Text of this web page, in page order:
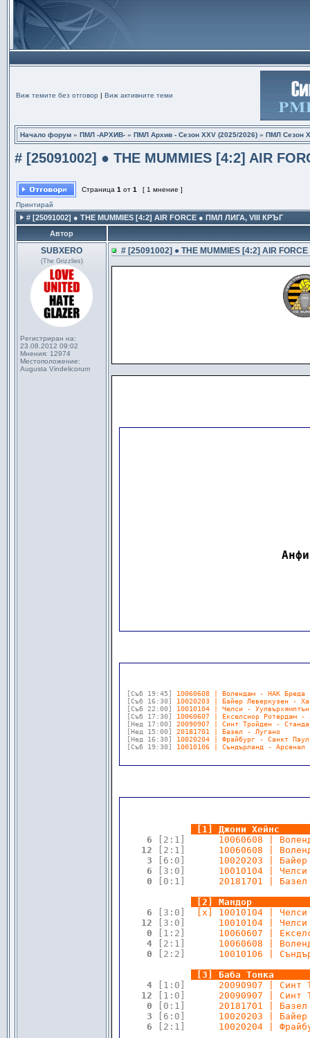
Виж темите без отговор | Виж активните теми
Начало форум » ПМЛ -АРХИВ- » ПМЛ Архив - Сезон XXV (2025/2026) » ПМЛ Сезон
# [25091002] ● THE MUMMIES [4:2] AIR
Страница 1 от 1
[ 1 мнение ]
Принтирай
# [25091002] ● THE MUMMIES [4:2] AIR FORCE ● ПМЛ ЛИГА, VIII КРЪГ
Автор
SUBXERO
(The Grizzlies)
Регистриран на:
23.08.2012 09:02
Мнения: 12974
Местоположение:
Augusta Vindelicorum
# [25091002] ● THE MUMMIES [4:2] AIR
[Съб 19:45]
10060608 |
[Съб 16:30]
10020203 | Байер
[Съб 22:00]
10010104 | Челси -
[Съб 17:30]
10060607 | Екселсиор
[Нед 17:00]
20090907 | Синт
[Нед 15:00]
20181701 |
[Нед 16:30]
10020204 |
[Съб 19:30]
10010106 |
[1] Джони
6
[2:1]
10060608 |
12
[2:1]
10060608 |
3
[6:0]
10020203 |
6
[3:0]
10010104 |
0
[0:1]
20181701 |
[2] Мандор
6
[3:0]
[x] 10010104 |
12
[3:0]
10010104 |
0
[1:2]
10060607 |
4
[2:1]
10060608 |
0
[2:2]
10010106 |
[3] Баба
4
[1:0]
20090907 | Синт
12
[1:0]
20090907 | Синт
0
[0:1]
20181701 |
3
[6:0]
10020203 |
6
[2:1]
10020204 |